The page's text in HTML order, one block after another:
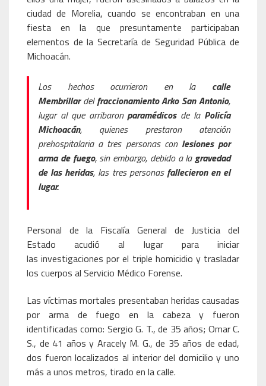
ciudad de Morelia, cuando se encontraban en una
fiesta en la que presuntamente participaban
elementos de la Secretaría de Seguridad Pública de
Michoacán.
Los hechos ocurrieron en la calle
Membrillardelfraccionamiento Arko San Antonio,
lugar al que arribaronparamédicosde la Policía
Michoacán, quienes prestaron atención
prehospitalaria a tres personas con lesiones por
arma de fuego, sin embargo, debido a lagravedad
de las heridas, las tres personas fallecieron en el
lugar.
Personal de la Fiscalía General de Justicia del
Estado acudió al lugar para iniciar
las investigaciones por el triple homicidio y trasladar
los cuerpos al Servicio Médico Forense.
Las víctimas mortales presentaban heridas causadas
por arma de fuego en la cabeza y fueron
identificadas como: Sergio G. T., de 35 años; Omar C.
S., de 41 años y Aracely M. G., de 35 años de edad,
dos fueron localizados al interior del domicilio y uno
más a unos metros, tirado en la calle.